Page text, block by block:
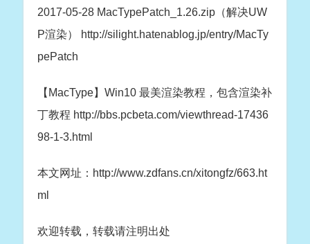
2017-05-28 MacTypePatch_1.26.zip（解决UW
P渲染） http://silight.hatenablog.jp/entry/MacTy
pePatch
【MacType】Win10 最美渲染教程，包含渲染补
丁教程 http://bbs.pcbeta.com/viewthread-17436
98-1-3.html
本文网址：http://www.zdfans.cn/xitongfz/663.ht
ml
欢迎转载，转载请注明出处